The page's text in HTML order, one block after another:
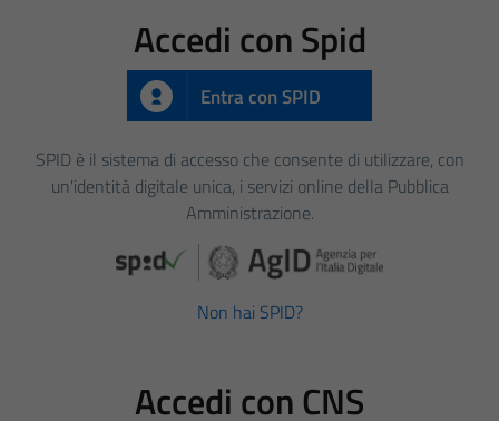
Accedi con Spid
Entra con SPID
SPID è il sistema di accesso che consente di utilizzare, con
un'identità digitale unica, i servizi online della Pubblica
Amministrazione.
Non hai SPID?
Accedi con CNS